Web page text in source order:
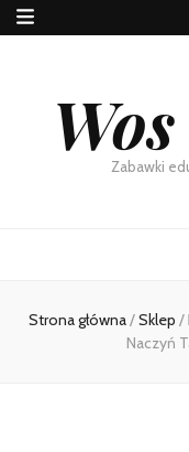
Zabawki
Strona główna/Sklep /
Naczyń